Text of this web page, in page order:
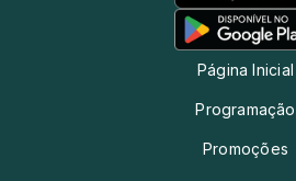
Página Inicial
Programação
Promoções